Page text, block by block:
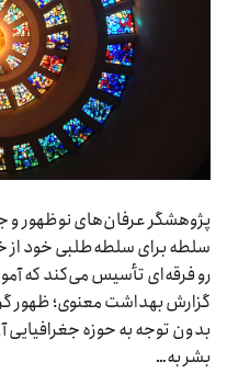
پژوهشگر عرفان‌های نوظهور
سلطه برای سلطه‌طلبی خود از
رو فرقه‌ای تأسیس می‌کند که
گزارش بهداشت معنوی؛ ظهور
بدون توجه به حوزه
بشر به…